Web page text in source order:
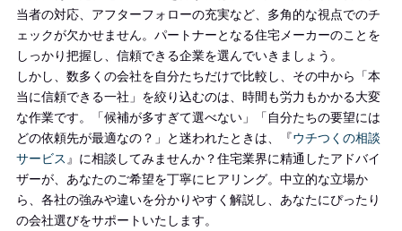
当者の対応、アフターフォローの充実など、多角的な視点でのチ
ェックが欠かせません。パートナーとなる住宅メーカーのことを
しっかり把握し、信頼できる企業を選んでいきましょう。
しかし、数多くの会社を自分たちだけで比較し、その中から「本
当に信頼できる一社」を絞り込むのは、時間も労力もかかる大変
な作業です。
「候補が多すぎて選べない」「自分たちの要望には
どの依頼先が最適なの？」と迷われたときは、『 ウチつくの相談
サービス 』に相談してみませんか？ 住宅業界に精通したアドバイ
ザーが、あなたのご希望を丁寧にヒアリング。中立的な立場か
ら、各社の強みや違いを分かりやすく解説し、あなたにぴったり
の会社選びをサポートいたします。